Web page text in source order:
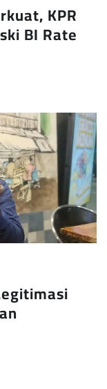
KPR
BI Rate